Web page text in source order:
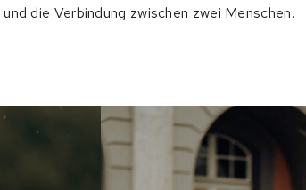
die Verbindung zwischen zwei Menschen.